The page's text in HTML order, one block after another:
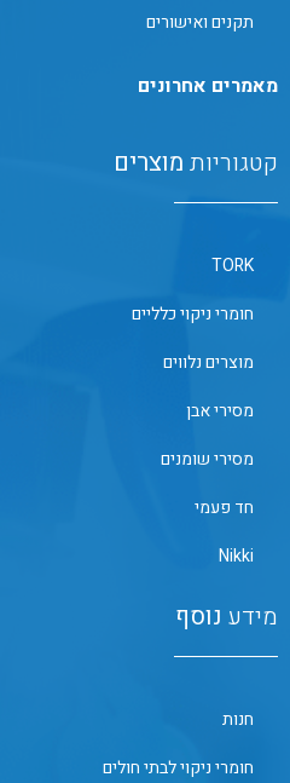
תקנים ואישורים
מאמרים אחרונים
קטגוריות מוצרים
TORK
חומרי ניקוי כלליים
מוצרים נלווים
מסירי אבן
מסירי שומנים
חד פעמי
Nikki
מידע נוסף
חנות
חומרי ניקוי לבתי חולים